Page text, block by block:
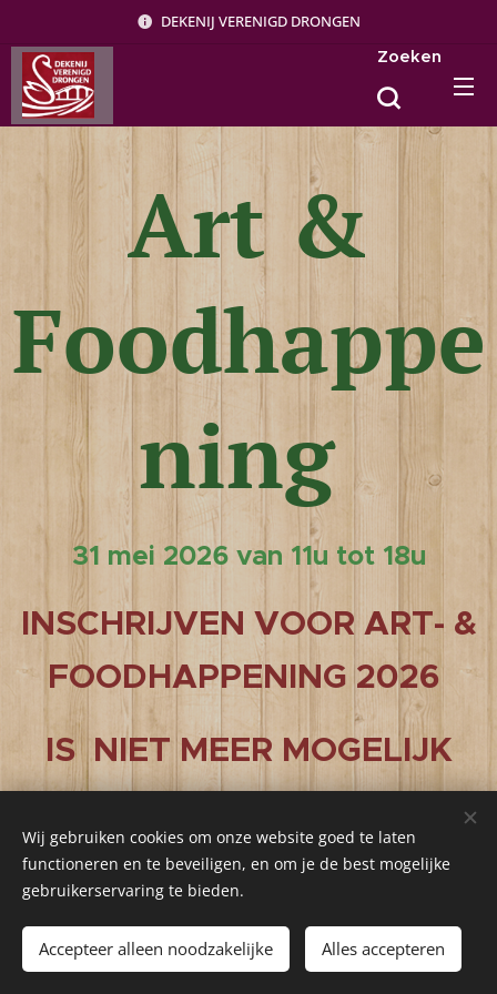
DEKENIJ VERENIGD DRONGEN
Zoeken
Art &
Foodhappe
ning
31 mei 2026 van 11u tot 18u
INSCHRIJVEN VOOR ART- &
FOODHAPPENING 2026
IS NIET MEER MOGELIJK
Cookies
Wij gebruiken cookies om onze website goed te laten
functioneren en te beveiligen, en om je de best mogelijke
gebruikerservaring te bieden.
Accepteer alleen noodzakelijke Alles accepteren